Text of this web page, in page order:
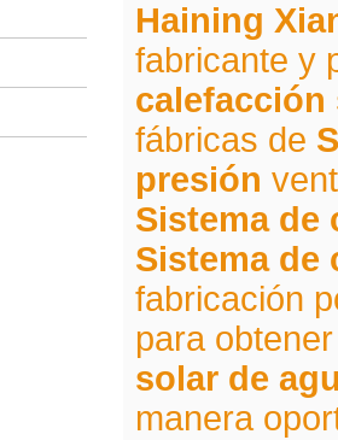
Haining
fabricante y
calefacción
fábricas de
presión
Sistema de
Sistema de
fabricación
para
solar de
manera